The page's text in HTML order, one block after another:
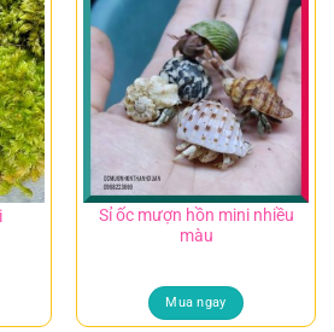
Sỉ ốc mượn hồn mini nhiều
màu
Mua ngay